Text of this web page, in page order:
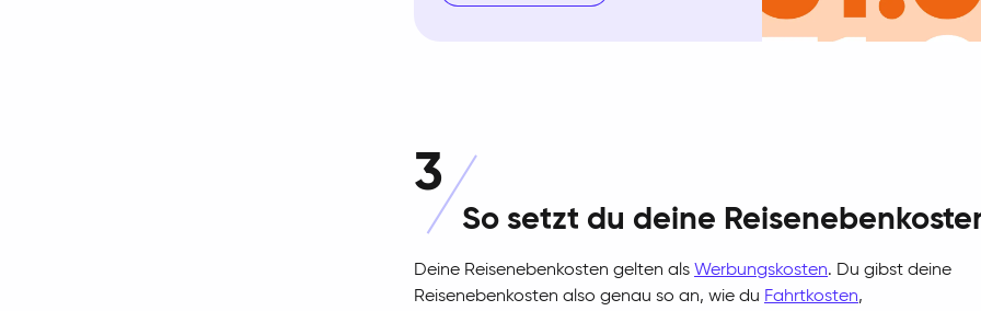
3
So setzt du deine
Deine Reisenebenkosten gelten als Werbungskosten. Du gibst deine
Reisenebenkosten also genau so an, wie du Fahrtkosten,